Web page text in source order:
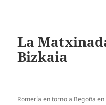
La
Bizkaia
Romería en torno a Begoña